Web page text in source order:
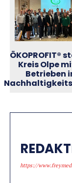
ÖKOPROFIT®
Kreis Olpe
Betrieben
https://